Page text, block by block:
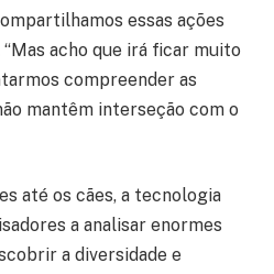
essas ações
“Mas acho que irá ficar muito
compreender as
mantêm interseção com o
até os cães, a tecnologia
a analisar enormes
a diversidade e